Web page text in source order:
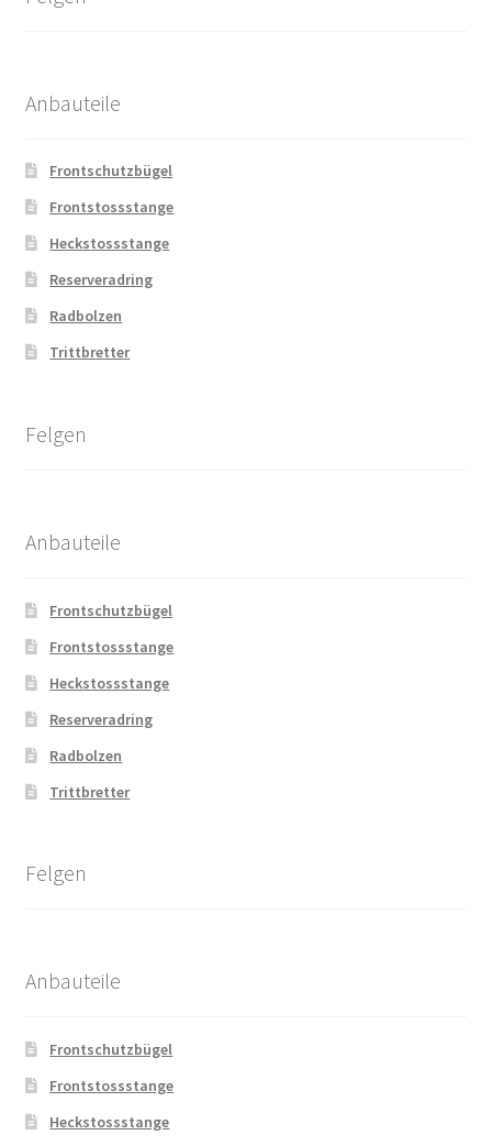
Anbauteile
Frontschutzbügel
Frontstossstange
Heckstossstange
Reserveradring
Radbolzen
Trittbretter
Felgen
Anbauteile
Frontschutzbügel
Frontstossstange
Heckstossstange
Reserveradring
Radbolzen
Trittbretter
Felgen
Anbauteile
Frontschutzbügel
Frontstossstange
Heckstossstange